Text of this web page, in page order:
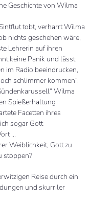
Geschichte von Wilma
tobt, verharrt Wilma
nichts geschehen wäre,
Lehrerin auf ihren
keine Panik und lässt
im Radio beeindrucken,
schlimmer kommen“.
Wilma
Spießerhaltung
Facetten ihres
sogar Gott
…
Weiblichkeit, Gott zu
stoppen?
Reise durch ein
und skurriler